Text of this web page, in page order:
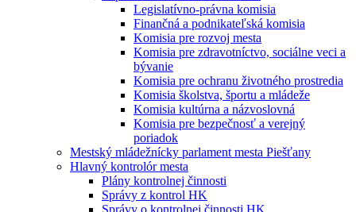
Legislatívno-právna komisia
Finančná a podnikateľská komisia
Komisia pre rozvoj mesta
Komisia pre zdravotníctvo, sociálne veci a
bývanie
Komisia pre ochranu životného prostredia
Komisia školstva, športu a mládeže
Komisia kultúrna a názvoslovná
Komisia pre bezpečnosť a verejný
poriadok
Mestský mládežnícky parlament mesta Piešťany
Hlavný kontrolór mesta
Plány kontrolnej činnosti
Správy z kontrol HK
Správy o kontrolnej činnosti HK